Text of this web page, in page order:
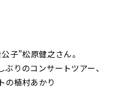
子”松原健之さん。
りのコンサートツアー、
の植村あかり